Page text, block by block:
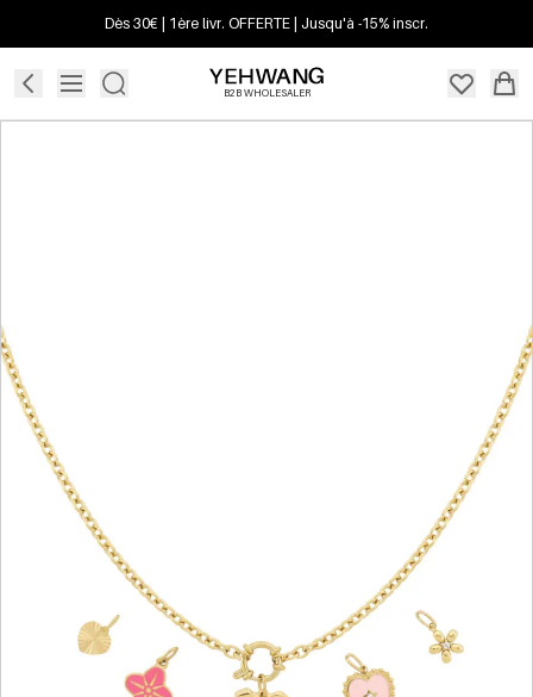
Dès 30€ | 1ère livr. OFFERTE | Jusqu'à -15% inscr.
B2B WHOLESALER